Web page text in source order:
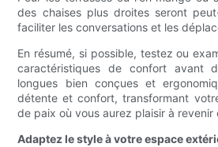
des chaises plus droites seront
faciliter les conversations et les
En résumé, si possible, testez ou
caractéristiques de confort avant
longues bien conçues et
détente et confort, transformant
de paix où vous aurez plaisir à revenir
Adaptez le style à votre espace